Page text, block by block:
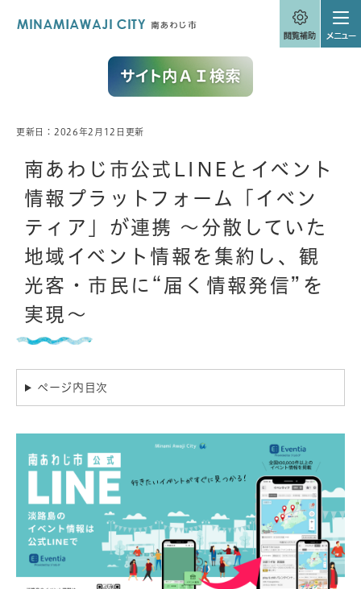
本
更新日：2026年2月12日更新
南あわじ市公式LINEとイベント
情報プラットフォーム「イベン
ティア」が連携 〜分散していた
地域イベント情報を集約し、観
光客・市民に“届く情報発信”を
実現〜
ページ内目次